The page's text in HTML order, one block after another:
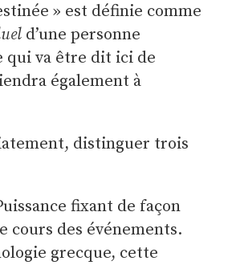
» est définie comme
d’une personne
qui va être dit ici de
également à
distinguer trois
fixant de façon
cours des événements.
grecque, cette